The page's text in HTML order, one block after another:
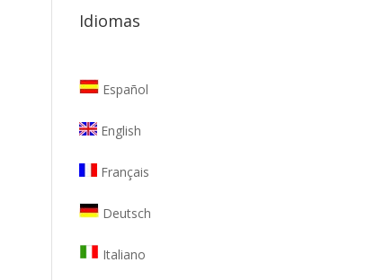
Idiomas
Español
English
Français
Deutsch
Italiano